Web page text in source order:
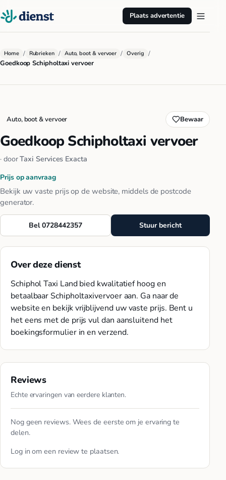
Plaats advertentie
Home / Rubrieken / Auto, boot & vervoer / Overig /
Goedkoop Schipholtaxi vervoer
Auto, boot & vervoer Bewaar
Goedkoop Schipholtaxi vervoer
· doorTaxi Services Exacta
Prijs op aanvraag
Bekijk uw vaste prijs op de website, middels de postcode
generator.
Bel 0728442357 Stuur bericht
Over deze dienst
Schiphol Taxi Land bied kwalitatief hoog en
betaalbaar Schipholtaxivervoer aan. Ga naar de
website en bekijk vrijblijvend uw vaste prijs. Bent u
het eens met de prijs vul dan aansluitend het
boekingsformulier in en verzend.
Reviews
Echte ervaringen van eerdere klanten.
Nog geen reviews. Wees de eerste om je ervaring te
delen.
Log in om een review te plaatsen.